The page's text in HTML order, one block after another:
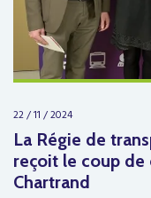
22 / 11 / 2024
La Régie de
reçoit le coup
Chartrand